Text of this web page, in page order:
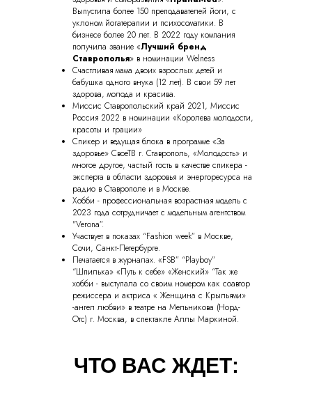
Выпустила более 150 преподавателей йоги, с
уклоном йогатерапии и психосоматики. В
бизнесе более 20 лет. В 2022 году компания
получила звание «Лучший бренд
Ставрополья» в номинации Welness
Счастливая мама двоих взрослых детей и
бабушка одного внука (12 лет). В свои 59 лет
здорова, молода и красива.
Миссис Ставропольский край 2021, Миссис
Россия 2022 в номинации «Королева молодости,
красоты и грации»
Спикер и ведущая блока в программе «За
здоровье» СвоеТВ г. Ставрополь, «Молодость» и
многое другое, частый гость в качестве спикера -
эксперта в области здоровья и энергоресурса на
радио в Ставрополе и в Москве.
Хобби - профессиональная возрастная модель с
2023 года сотрудничает с модельным агентством
"Verona”.
Участвует в показах “Fashion week” в Москве,
Сочи, Санкт-Петербурге.
Печатается в журналах. «FSB” “Playboy”
“Шпилька» «Путь к себе» «Женский» “Так же
хобби - выступала со своим номером как соавтор
режиссера и актриса « Женщина с Крыльями»
-ангел любви» в театре на Мельникова (Норд-
Отс) г. Москва, в спектакле Аллы Маркиной.
ЧТО ВАС ЖДЕТ: